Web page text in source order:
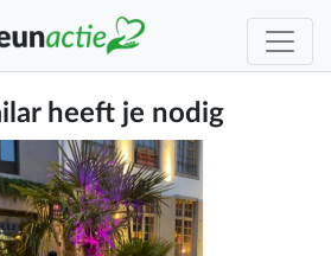
heeft je nodig